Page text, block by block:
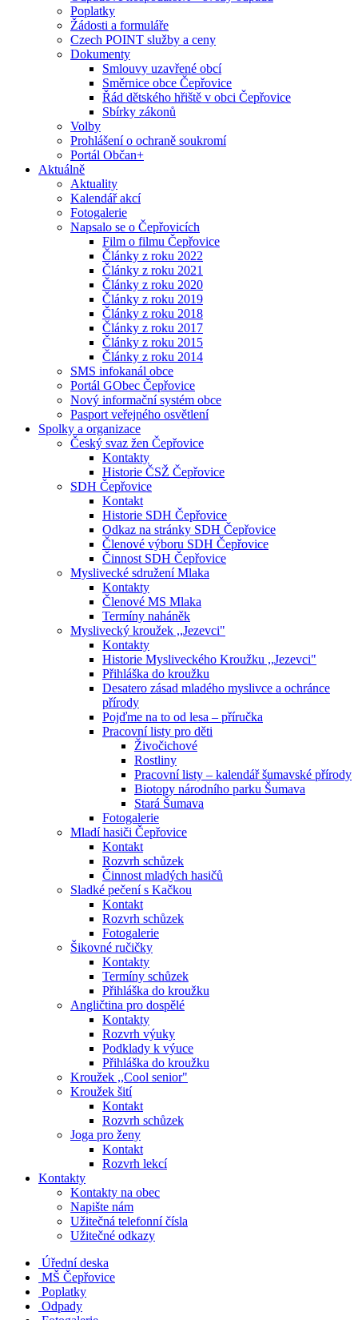
Poplatky
Žádosti a formuláře
Czech POINT služby a ceny
Dokumenty
Smlouvy uzavřené obcí
Směrnice obce Čepřovice
Řád dětského hřiště v obci Čepřovice
Sbírky zákonů
Volby
Prohlášení o ochraně soukromí
Portál Občan+
Aktuálně
Aktuality
Kalendář akcí
Fotogalerie
Napsalo se o Čepřovicích
Film o filmu Čepřovice
Články z roku 2022
Články z roku 2021
Články z roku 2020
Články z roku 2019
Články z roku 2018
Články z roku 2017
Články z roku 2015
Články z roku 2014
SMS infokanál obce
Portál GObec Čepřovice
Nový informační systém obce
Pasport veřejného osvětlení
Spolky a organizace
Český svaz žen Čepřovice
Kontakty
Historie ČSŽ Čepřovice
SDH Čepřovice
Kontakt
Historie SDH Čepřovice
Odkaz na stránky SDH Čepřovice
Členové výboru SDH Čepřovice
Činnost SDH Čepřovice
Myslivecké sdružení Mlaka
Kontakty
Členové MS Mlaka
Termíny naháněk
Myslivecký kroužek ,,Jezevci"
Kontakty
Historie Mysliveckého Kroužku ,,Jezevci"
Přihláška do kroužku
Desatero zásad mladého myslivce a ochránce
přírody
Pojďme na to od lesa – příručka
Pracovní listy pro děti
Živočichové
Rostliny
Pracovní listy – kalendář šumavské přírody
Biotopy národního parku Šumava
Stará Šumava
Fotogalerie
Mladí hasiči Čepřovice
Kontakt
Rozvrh schůzek
Činnost mladých hasičů
Sladké pečení s Kačkou
Kontakt
Rozvrh schůzek
Fotogalerie
Šikovné ručičky
Kontakty
Termíny schůzek
Přihláška do kroužku
Angličtina pro dospělé
Kontakty
Rozvrh výuky
Podklady k výuce
Přihláška do kroužku
Kroužek ,,Cool senior"
Kroužek šití
Kontakt
Rozvrh schůzek
Joga pro ženy
Kontakt
Rozvrh lekcí
Kontakty
Kontakty na obec
Napište nám
Užitečná telefonní čísla
Užitečné odkazy
Úřední deska
MŠ Čepřovice
Poplatky
Odpady